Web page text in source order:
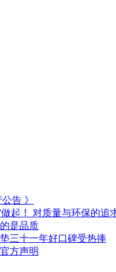
告 》
起！ 对质量与环保的追
是品质
三十一年好口碑受热捧
方声明